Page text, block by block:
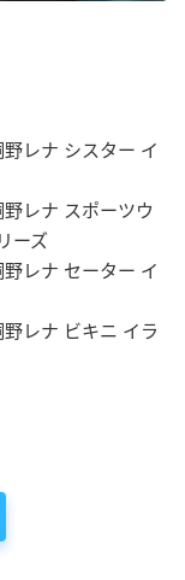
レナ シスター イ
野レナ スポーツウ
ーズ
レナ セーター イ
レナ ビキニ イラ